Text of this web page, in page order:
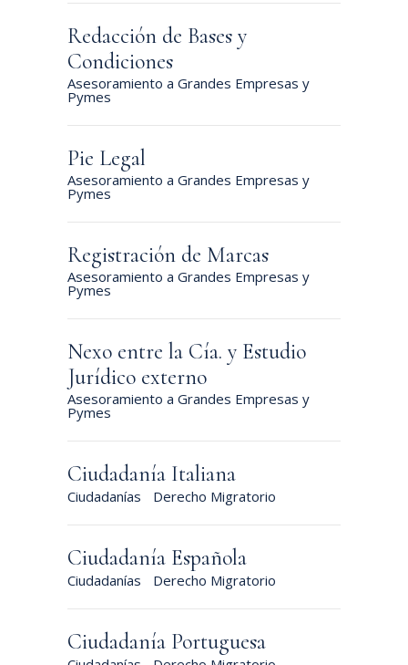
Redacción de Bases y
Condiciones
Asesoramiento a Grandes Empresas y
Pymes
Pie Legal
Asesoramiento a Grandes Empresas y
Pymes
Registración de Marcas
Asesoramiento a Grandes Empresas y
Pymes
Nexo entre la Cía. y Estudio
Jurídico externo
Asesoramiento a Grandes Empresas y
Pymes
Ciudadanía Italiana
Ciudadanías Derecho Migratorio
Ciudadanía Española
Ciudadanías Derecho Migratorio
Ciudadanía Portuguesa